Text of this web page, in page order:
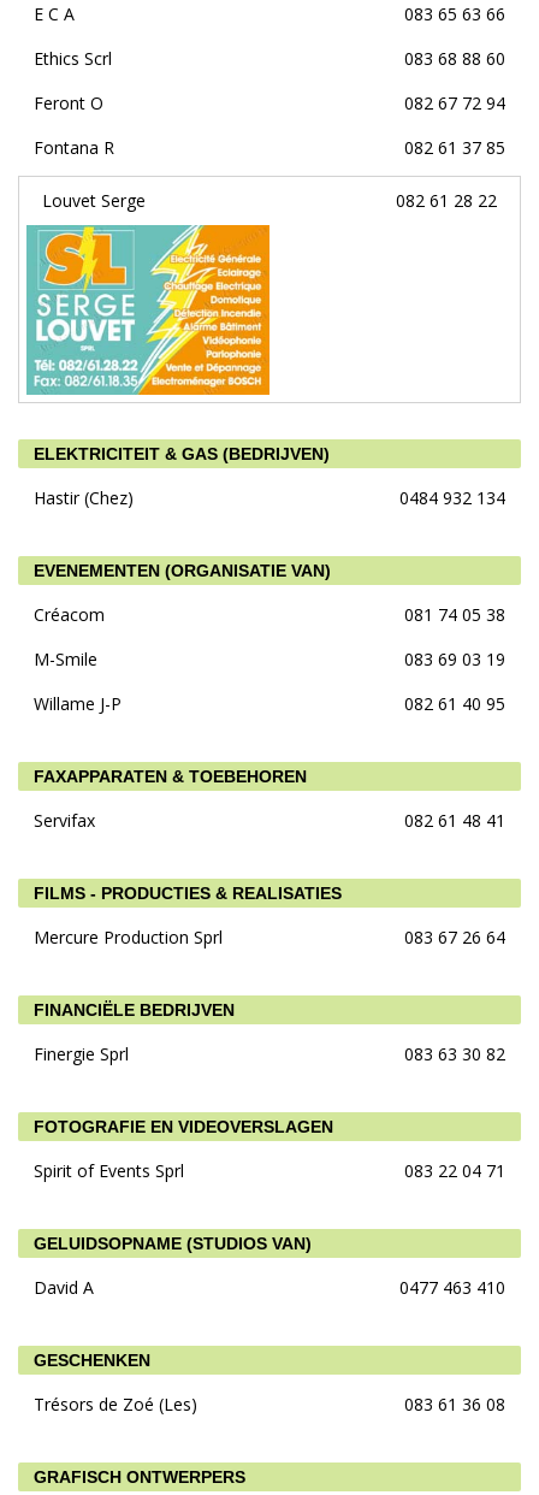
E C A
083 65 63 66
Ethics Scrl
083 68 88 60
Feront O
082 67 72 94
Fontana R
082 61 37 85
Louvet Serge 082 61 28 22
ELEKTRICITEIT & GAS (BEDRIJVEN)
Hastir (Chez) 0484 932 134
EVENEMENTEN (ORGANISATIE VAN)
Créacom
081 74 05 38
M-Smile
083 69 03 19
Willame J-P
082 61 40 95
FAXAPPARATEN & TOEBEHOREN
Servifax 082 61 48 41
FILMS - PRODUCTIES & REALISATIES
Mercure Production Sprl 083 67 26 64
FINANCIËLE BEDRIJVEN
Finergie Sprl 083 63 30 82
FOTOGRAFIE EN VIDEOVERSLAGEN
Spirit of Events Sprl 083 22 04 71
GELUIDSOPNAME (STUDIOS VAN)
David A 0477 463 410
GESCHENKEN
Trésors de Zoé (Les) 083 61 36 08
GRAFISCH ONTWERPERS